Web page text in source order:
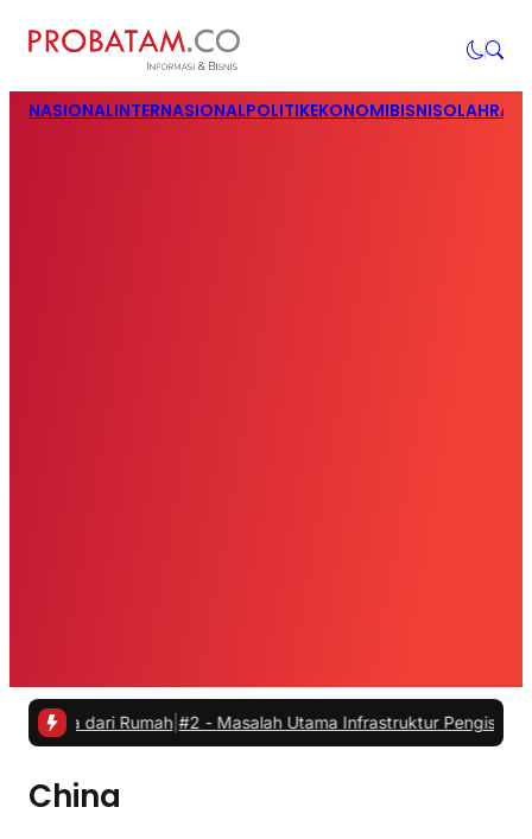
NASIONALINTERNASIONALPOLITIKEKONOMIBISNIS
dari Rumah| #2 -Masalah Utama Infrastruktur Pengisian Daya
China